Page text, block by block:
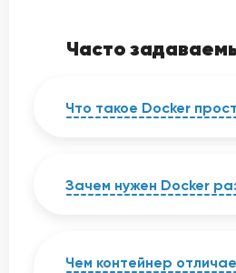
Часто
Что такое Docker
запускать приложение
всеми его
Зачем нужен Docker
приложений. Он
Чем контейнер